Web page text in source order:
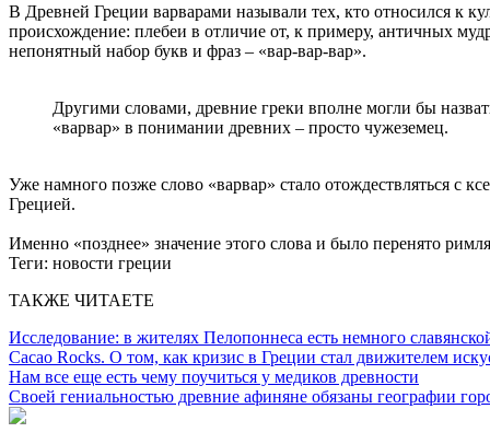
В Древней Греции варварами называли тех, кто относился к
происхождение: плебеи в отличие от, к примеру, античных
непонятный набор букв и фраз – «вар-вар-вар».
Другими словами, древние греки вполне могли бы
«варвар» в понимании древних – просто чужеземец.
Уже намного позже слово «варвар» стало отождествляться с
Грецией.
Именно «позднее» значение этого слова и было перенято
Теги: новости греции
ТАКЖЕ ЧИТАЕТЕ
Исследование: в жителях Пелопоннеса есть немного
Cacao Rocks. О том, как кризис в Греции стал движителем
Нам все еще есть чему поучиться у медиков древности
Своей гениальностью древние афиняне обязаны географии